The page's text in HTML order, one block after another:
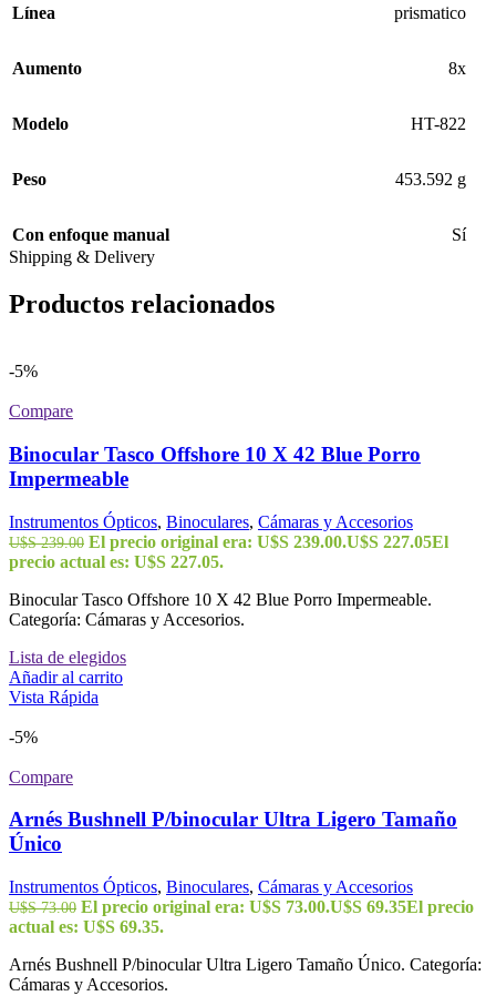
Línea prismatico
Aumento 8x
Modelo HT-822
Peso 453.592 g
Con enfoque manual
Sí
Shipping & Delivery
Productos relacionados
-5%
Compare
Binocular Tasco Offshore 10 X 42 Blue Porro
Impermeable
Instrumentos Ópticos, Binoculares, Cámaras y Accesorios
U$S239.00 El precio original era: U$S 239.00.U$S 227.05El
precio actual es: U$S 227.05.
Binocular Tasco Offshore 10 X 42 Blue Porro Impermeable.
Categoría: Cámaras y Accesorios.
Lista de elegidos
Añadir al carrito
Vista Rápida
-5%
Compare
Arnés Bushnell P/binocular Ultra Ligero Tamaño
Único
Instrumentos Ópticos, Binoculares, Cámaras y Accesorios
U$S73.00 El precio original era: U$S 73.00.U$S 69.35El precio
actual es: U$S 69.35.
Arnés Bushnell P/binocular Ultra Ligero Tamaño Único. Categoría:
Cámaras y Accesorios.